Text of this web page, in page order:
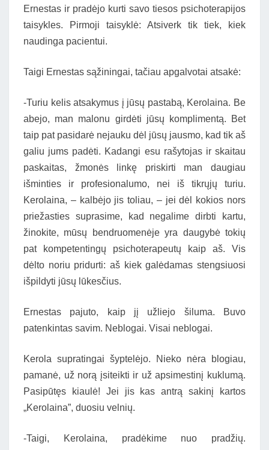
Ernestas ir pradėjo kurti savo tiesos psichoterapijos
taisykles. Pirmoji taisyklė: Atsiverk tik tiek, kiek
naudinga pacientui.
Taigi Ernestas sąžiningai, tačiau apgalvotai atsakė:
-Turiu kelis atsakymus į jūsų pastabą, Kerolaina. Be
abejo, man malonu girdėti jūsų komplimentą. Bet
taip pat pasidarė nejauku dėl jūsų jausmo, kad tik aš
galiu jums padėti. Kadangi esu rašytojas ir skaitau
paskaitas, žmonės linkę priskirti man daugiau
išminties ir profesionalumo, nei iš tikrųjų turiu.
Kerolaina, – kalbėjo jis toliau, – jei dėl kokios nors
priežasties suprasime, kad negalime dirbti kartu,
žinokite, mūsų bendruomenėje yra daugybė tokių
pat kompetentingų psichoterapeutų kaip aš. Vis
dėlto noriu pridurti: aš kiek galėdamas stengsiuosi
išpildyti jūsų lūkesčius.
Ernestas pajuto, kaip jį užliejo šiluma. Buvo
patenkintas savim. Neblogai. Visai neblogai.
Kerola supratingai šyptelėjo. Nieko nėra blogiau,
pamanė, už norą įsiteikti ir už apsimestinį kuklumą.
Pasipūtęs kiaulė! Jei jis kas antrą sakinį kartos
„Kerolaina”, duosiu velnių.
-Taigi, Kerolaina, pradėkime nuo pradžių.